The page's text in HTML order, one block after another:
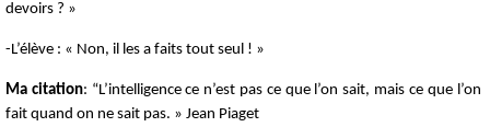
devoirs ? »
-L’élève : « Non, il les a faits tout seul ! »
Ma citation: “L’intelligence ce n’est pas ce que l’on sait, mais ce que l’on
fait quand on ne sait pas. » Jean Piaget